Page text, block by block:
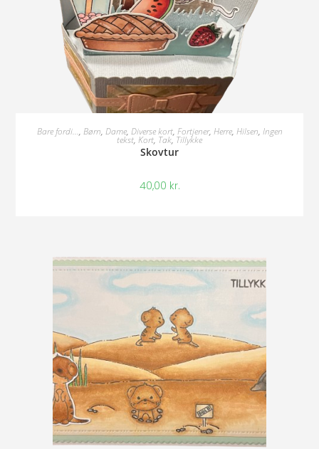
Bare fordi..., Børn, Dame, Diverse kort, Fortjener, Herre, Hilsen, Ingen
tekst, Kort, Tak, Tillykke
Skovtur
40,00 kr.